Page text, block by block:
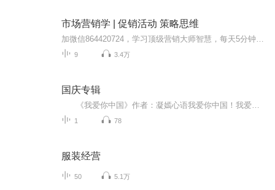
市场营销学 | 促销活动 策略思维
9 3.4万
国庆专辑
1 78
服装经营
50 5.1万